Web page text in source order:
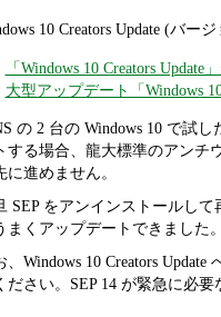
10 Creators Update (バー
「Windows 10 Creators
大型アップデート「Windows
の 2 台の Windows 10 で試
する場合、龍大標準のアンチ
に進めません。
SEP をアンインストールして
まくアップデートできました。
、Windows 10 Creators
ださい。SEP 14 が緊急に必